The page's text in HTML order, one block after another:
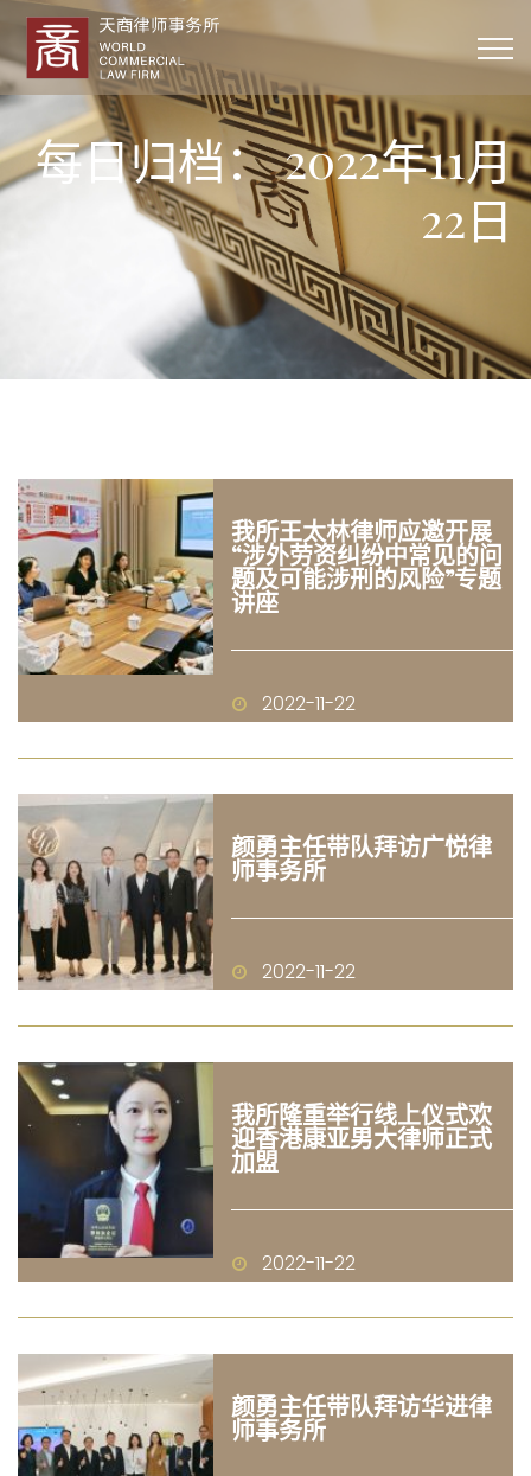
每日归档：2022年11月
22日
我所王太林律师应邀开展
“涉外劳资纠纷中常见的问
题及可能涉刑的风险”专题
讲座
2022-11-22
颜勇主任带队拜访广悦律
师事务所
2022-11-22
我所隆重举行线上仪式欢
迎香港康亚男大律师正式
加盟
2022-11-22
颜勇主任带队拜访华进律
师事务所